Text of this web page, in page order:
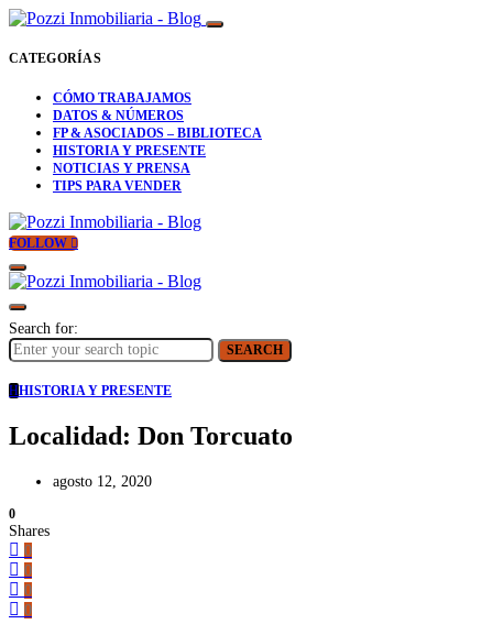
CATEGORÍAS
CÓMO TRABAJAMOS
DATOS & NÚMEROS
FP & ASOCIADOS – BIBLIOTECA
HISTORIA Y PRESENTE
NOTICIAS Y PRENSA
TIPS PARA VENDER
FOLLOW
Search for:
SEARCH
HHISTORIA Y PRESENTE
Localidad: Don Torcuato
agosto 12, 2020
0
Shares
0
0
0
0